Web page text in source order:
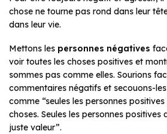
chose ne tourne pas rond dans leur
dans leur vie.
Mettons les personnes négatives
voir toutes les choses positives et
sommes pas comme elles. Sourions
commentaires négatifs et secouons-
comme “seules les personnes
choses. Seules les personnes
juste valeur”.